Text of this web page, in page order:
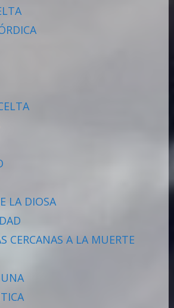
LA DIOSA
CERCANAS A LA MUERTE